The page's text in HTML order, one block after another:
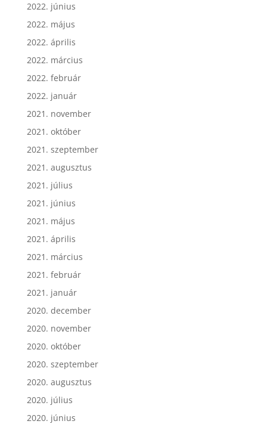
2022. június
2022. május
2022. április
2022. március
2022. február
2022. január
2021. november
2021. október
2021. szeptember
2021. augusztus
2021. július
2021. június
2021. május
2021. április
2021. március
2021. február
2021. január
2020. december
2020. november
2020. október
2020. szeptember
2020. augusztus
2020. július
2020. június